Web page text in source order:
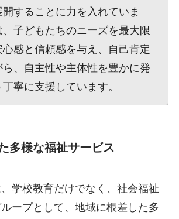
開することに力を入れていま
子どもたちのニーズを最大限
感と信頼感を与え、自己肯定
、自主性や主体性を豊かに発
寧に支援しています。
多様な福祉サービス
学校教育だけでなく、社会福祉
ープとして、地域に根差した多